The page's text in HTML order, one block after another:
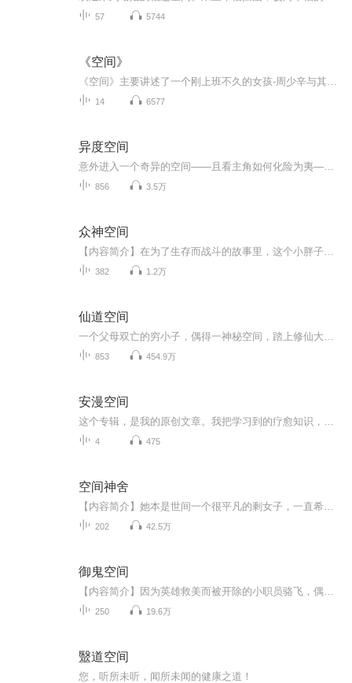
57 5744
《空间》
14 6577
异度空间
856 3.5万
众神空间
382 1.2万
仙道空间
853 454.9万
安漫空间
4 475
空间神舍
202 42.5万
御鬼空间
250 19.6万
毉道空间
您，听所未听，闻所未闻的健康之道！